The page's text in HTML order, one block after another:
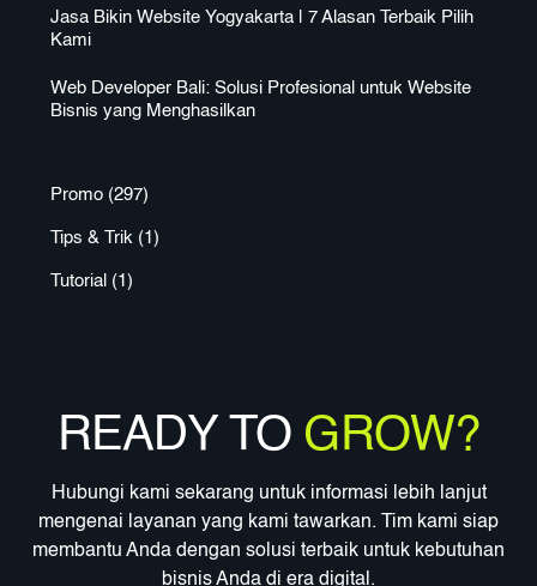
Jasa Bikin Website Yogyakarta | 7 Alasan Terbaik Pilih
Kami
Web Developer Bali: Solusi Profesional untuk Website
Bisnis yang Menghasilkan
Promo (297)
Tips & Trik (1)
Tutorial (1)
READY TO GROW?
Hubungi kami sekarang untuk informasi lebih lanjut
mengenai layanan yang kami tawarkan. Tim kami siap
membantu Anda dengan solusi terbaik untuk kebutuhan
bisnis Anda di era digital.